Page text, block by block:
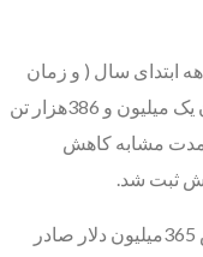
گمرک گفت: بر این اساس در 3 ماهه ابتدای سال ( و زمان
آغاز درگیری ها) صادرات ایران به افغانستان یک میلیون و 386هزار تن
به مدت مشابه کاهش
همچنین در 2ماهه، 911هزارتن کالا به ارزش 365میلیون دلار صادر